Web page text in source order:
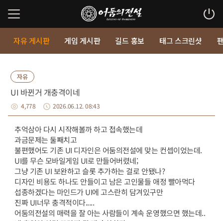
자유 게시판 게임 게시판 길드 홍보 태그 스크린샷
자유
UI 바뀐거 개충격이네
4,778 2026.06.12. 08:43
추억삼아 다시 시작해볼까 하고 접속했는데
과금문제는 둘째치고
불편했어도 기존 UI 디자인은 어둠의전설에 맞는 컨셉이었는데.
UI를 무슨 모바일게임 UI로 만들어버렸네;
그냥 기존 UI 보완하고 슬롯 추가하는 걸로 안됐나?
디자인 비용도 하나도 안들이고 남은 고인물들 애정 빨아먹다
섭종하겠다는 마인드가 UI에 고스란히 담겨있구만
진짜 UI너무 충격적이다.....
어둠의전설의 매력을 잘 아는 사람들이 계속 운영했으면 했는데..